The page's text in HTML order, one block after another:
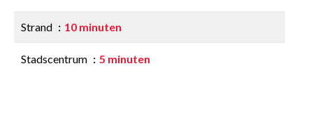
Strand 10 minuten
Stadscentrum 5 minuten